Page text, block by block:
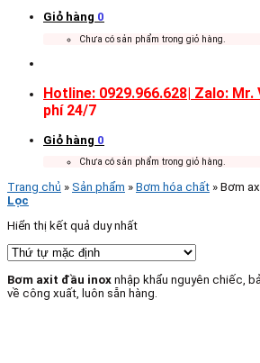
Giỏ hàng 0
Chưa có sản phẩm trong giỏ hàng.
Hotline: 0929.966.628| Zalo: Mr.
phí 24/7
Giỏ hàng 0
Chưa có sản phẩm trong giỏ hàng.
Trang chủ » Sản phẩm » Bơm hóa chất » Bơm
Lọc
Hiển thị kết quả duy nhất
Bơm axit đầu inox nhập khẩu nguyên chiếc,
về công xuất, luôn sẵn hàng.